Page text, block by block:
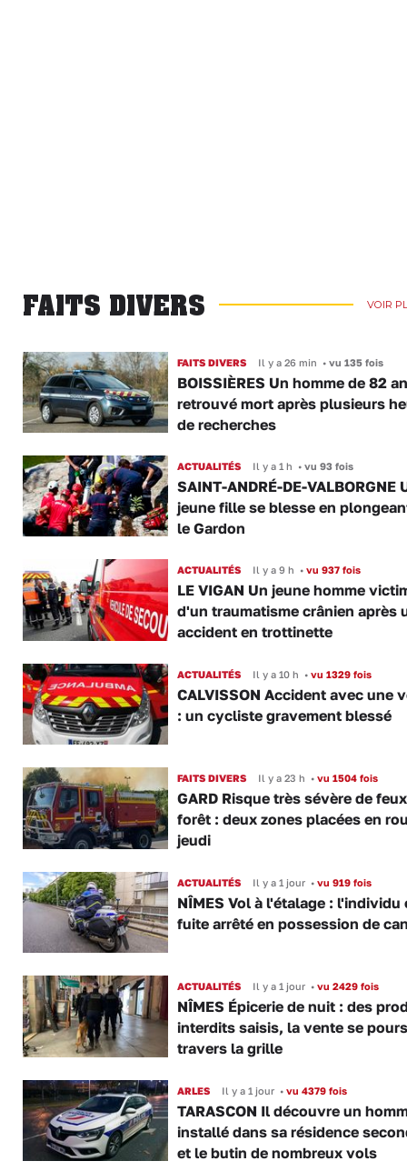
FAITS DIVERS VOIR
FAITS DIVERS Il y a 26 min •vu 135 fois
BOISSIÈRES Un homme de 82
retrouvé mort après plusieurs
de recherches
ACTUALITÉS Il y a 1 h •vu 93 fois
SAINT-ANDRÉ-DE-VALBORGNE
jeune fille se blesse en
le Gardon
ACTUALITÉS Il y a 9 h •vu 937 fois
LE VIGAN Un jeune homme
d'un traumatisme crânien après
accident en trottinette
ACTUALITÉS Il y a 10 h •vu 1329 fois
CALVISSON Accident avec une
: un cycliste gravement blessé
FAITS DIVERS Il y a 23 h •vu 1504 fois
GARD Risque très sévère de
forêt : deux zones placées en
jeudi
ACTUALITÉS Il y a 1 jour •vu 919 fois
NÎMES Vol à l'étalage : l'individu
fuite arrêté en possession de
ACTUALITÉS Il y a 1 jour •vu 2429 fois
NÎMES Épicerie de nuit : des
interdits saisis, la vente se
travers la grille
ARLES Il y a 1 jour •vu 4379 fois
TARASCON Il découvre un
installé dans sa résidence
et le butin de nombreux vols